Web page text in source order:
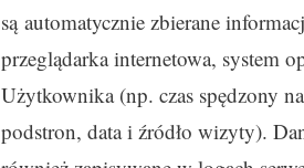
są automatycznie zbierane
przeglądarka internetowa, system
Użytkownika (np. czas spędzony
podstron, data i źródło wizyty).